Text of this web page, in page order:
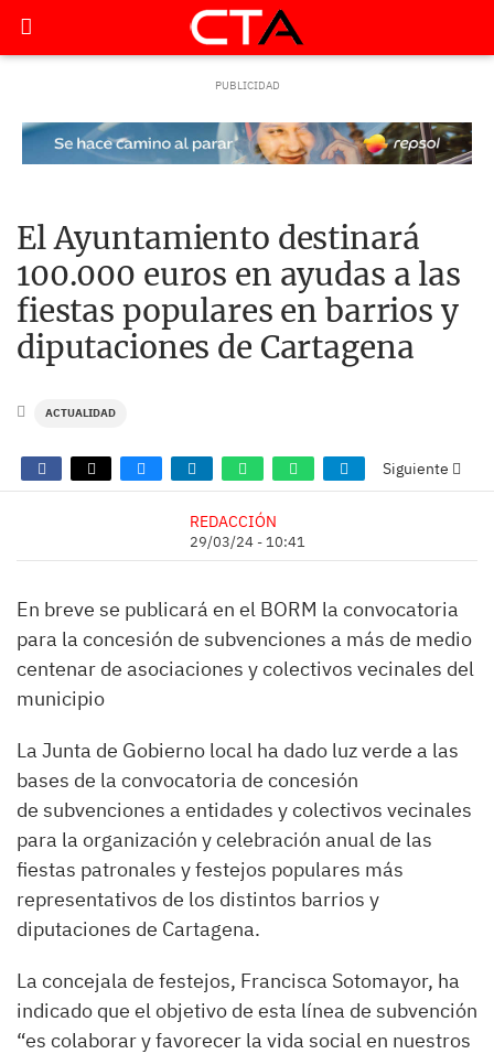
El Ayuntamiento destinará
100.000 euros en ayudas a las
fiestas populares en barrios y
diputaciones de Cartagena
ACTUALIDAD
Siguiente
REDACCIÓN
29/03/24 - 10:41
En breve se publicará en el BORM la convocatoria
para la concesión de subvenciones a más de medio
centenar de asociaciones y colectivos vecinales del
municipio
La Junta de Gobierno local ha dado luz verde a las
bases de la convocatoria de concesión
de subvenciones a entidades y colectivos vecinales
para la organización y celebración anual de las
fiestas patronales y festejos populares más
representativos de los distintos barrios y
diputaciones de Cartagena.
La concejala de festejos, Francisca Sotomayor, ha
indicado que el objetivo de esta línea de subvención
“es colaborar y favorecer la vida social en nuestros